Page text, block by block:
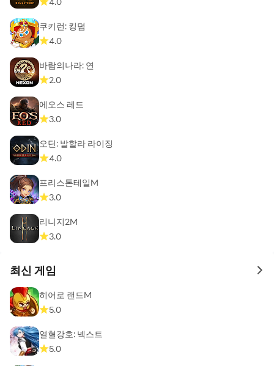
쿠키런: 킹덤
4.0
바람의나라: 연
2.0
에오스 레드
3.0
오딘: 발할라 라이징
4.0
프리스톤테일M
3.0
리니지2M
3.0
최신 게임 to
히어로 랜드M
5.0
열혈강호: 넥스트
5.0